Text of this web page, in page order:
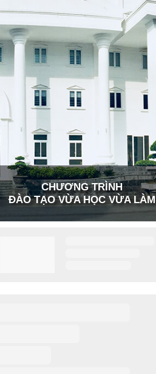
CHƯƠNG TRÌNH
ĐÀO TẠO VỪA HỌC VỪA LÀM